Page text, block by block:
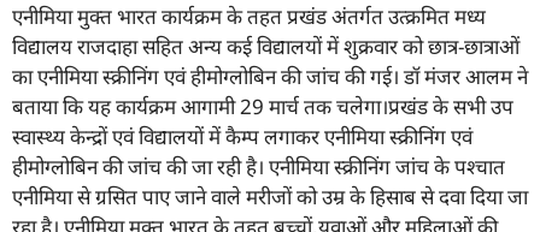
एनीमिया मुक्त भारत कार्यक्रम के तहत प्रखंड अंतर्गत उत्क्रमित मध्य
विद्यालय राजदाहा सहित अन्य कई विद्यालयों में शुक्रवार को छात्र-छात्राओं
का एनीमिया स्क्रीनिंग एवं हीमोग्लोबिन की जांच की गई। डॉ मंजर आलम ने
बताया कि यह कार्यक्रम आगामी 29 मार्च तक चलेगा।प्रखंड के सभी उप
स्वास्थ्य केन्द्रों एवं विद्यालयों में कैम्प लगाकर एनीमिया स्क्रीनिंग एवं
हीमोग्लोबिन की जांच की जा रही है। एनीमिया स्क्रीनिंग जांच के पश्चात
एनीमिया से ग्रसित पाए जाने वाले मरीजों को उम्र के हिसाब से दवा दिया जा
रहा है। एनीमिया मुक्त भारत के तहत बच्चों,युवाओं और महिलाओं की